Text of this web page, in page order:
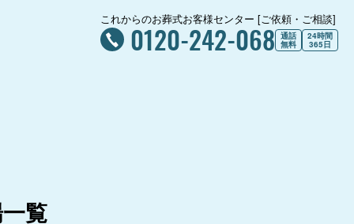
これからのお葬式お客様センター [ご依頼・ご相談]
0120-242-068 通話
無料
24時間
365日
覧